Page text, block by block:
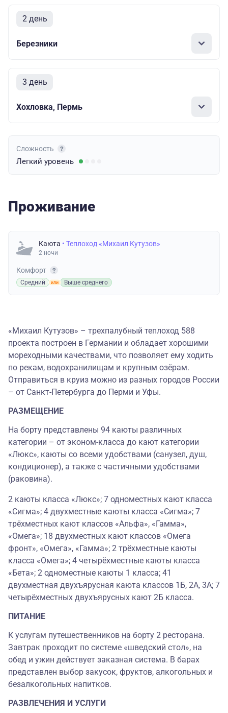
2 день
Березники
3 день
Хохловка, Пермь
Сложность
Легкий уровень
Проживание
Каюта • Теплоход «Михаил Кутузов»
2 ночи
Комфорт
Средний Выше среднего
«Михаил Кутузов» – трехпалубный теплоход 588
проекта построен в Германии и обладает хорошими
мореходными качествами, что позволяет ему ходить
по рекам, водохранилищам и крупным озёрам.
Отправиться в круиз можно из разных городов России
– от Санкт-Петербурга до Перми и Уфы.
РАЗМЕЩЕНИЕ
На борту представлены 94 каюты различных
категории – от эконом-класса до кают категории
«Люкс», каюты со всеми удобствами (санузел, душ,
кондиционер), а также с частичными удобствами
(раковина).
2 каюты класса «Люкс»; 7 одноместных кают класса
«Сигма»; 4 двухместные каюты класса «Сигма»; 7
трёхместных кают классов «Альфа», «Гамма»,
«Омега»; 18 двухместных кают классов «Омега
фронт», «Омега», «Гамма»; 2 трёхместные каюты
класса «Омега»; 4 четырёхместные каюты класса
«Бета»; 2 одноместные каюты 1 класса; 41
двухместная двухъярусная каюта классов 1Б, 2А, 3А; 7
четырёхместных двухъярусных кают 2Б класса.
ПИТАНИЕ
К услугам путешественников на борту 2 ресторана.
Завтрак проходит по системе «шведский стол», на
обед и ужин действует заказная система. В барах
представлен выбор закусок, фруктов, алкогольных и
безалкогольных напитков.
РАЗВЛЕЧЕНИЯ И УСЛУГИ